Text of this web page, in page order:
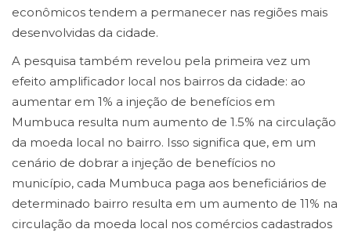
econômicos tendem a permanecer nas regiões mais
desenvolvidas da cidade.
A pesquisa também revelou pela primeira vez um
efeito amplificador local nos bairros da cidade: ao
aumentar em 1% a injeção de benefícios em
Mumbuca resulta num aumento de 1.5% na circulação
da moeda local no bairro. Isso significa que, em um
cenário de dobrar a injeção de benefícios no
município, cada Mumbuca paga aos beneficiários de
determinado bairro resulta em um aumento de 11% na
circulação da moeda local nos comércios cadastrados